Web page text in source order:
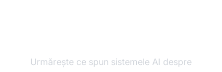
Urmărește ce spun sistemele AI despre